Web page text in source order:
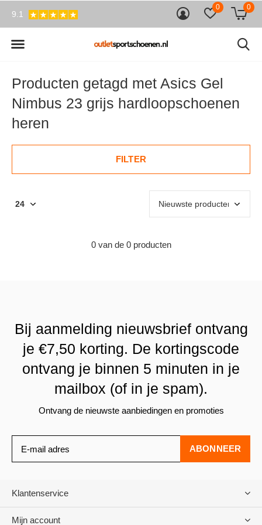
0 0
9.1
Producten getagd met Asics Gel
Nimbus 23 grijs hardloopschoenen
heren
FILTER
0 van de 0 producten
Bij aanmelding nieuwsbrief ontvang
je €7,50 korting. De kortingscode
ontvang je binnen 5 minuten in je
mailbox (of in je spam).
Ontvang de nieuwste aanbiedingen en promoties
ABONNEER
Klantenservice
Mijn account